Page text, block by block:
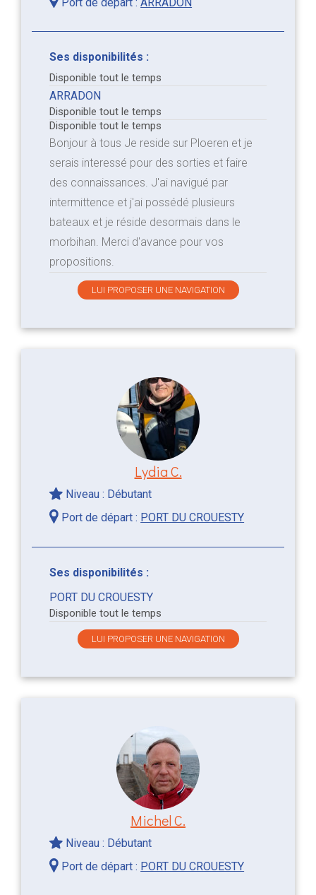
Ses disponibilités :
Disponible tout le temps
ARRADON
Disponible tout le temps
Disponible tout le temps
Bonjour à tous Je reside sur Ploeren et je
serais interessé pour des sorties et faire
des connaissances. J'ai navigué par
intermittence et j'ai possédé plusieurs
bateaux et je réside desormais dans le
morbihan. Merci d'avance pour vos
propositions.
LUI PROPOSER UNE NAVIGATION
Lydia C.
Niveau : Débutant
Port de départ : PORT DU CROUESTY
Ses disponibilités :
PORT DU CROUESTY
Disponible tout le temps
LUI PROPOSER UNE NAVIGATION
Michel C.
Niveau : Débutant
Port de départ : PORT DU CROUESTY